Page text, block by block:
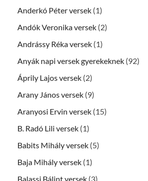
Anderkó Péter versek (1)
Andók Veronika versek (2)
Andrássy Réka versek (1)
Anyák napi versek gyerekeknek (92)
Áprily Lajos versek (2)
Arany János versek (9)
Aranyosi Ervin versek (15)
B. Radó Lili versek (1)
Babits Mihály versek (5)
Baja Mihály versek (1)
Balassi Bálint versek (3)